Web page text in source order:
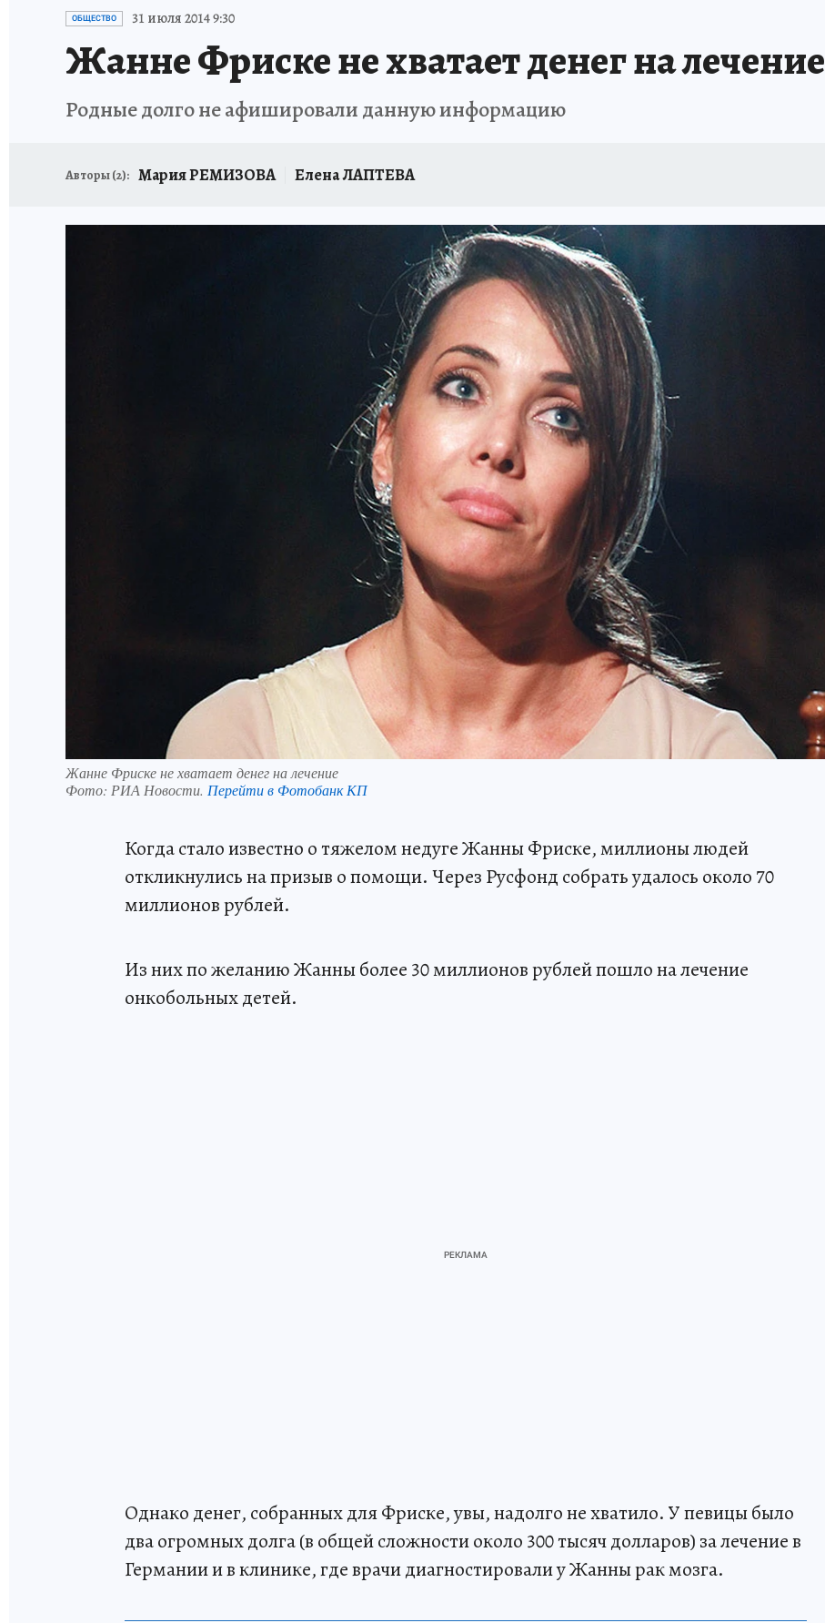
ИСПЫТАНО НА СЕБЕ
ОБЩЕСТВО 31 июля 2014 9:30
Жанне Фриске не хватает денег на лечение
Родные долго не афишировали данную информацию
Авторы (2): Мария РЕМИЗОВА Елена ЛАПТЕВА
Жанне Фриске не хватает денег на лечение
Фото: РИА Новости. Перейти в Фотобанк КП
Когда стало известно о тяжелом недуге Жанны Фриске, миллионы людей
откликнулись на призыв о помощи. Через Русфонд cобрать удалось около 70
миллионов рублей.
Из них по желанию Жанны более 30 миллионов рублей пошло на лечение
онкобольных детей.
Однако денег, собранных для Фриске, увы, надолго не хватило. У певицы было
два огромных долга (в общей сложности около 300 тысяч долларов) за лечение в
Германии и в клинике, где врачи диагностировали у Жанны рак мозга.